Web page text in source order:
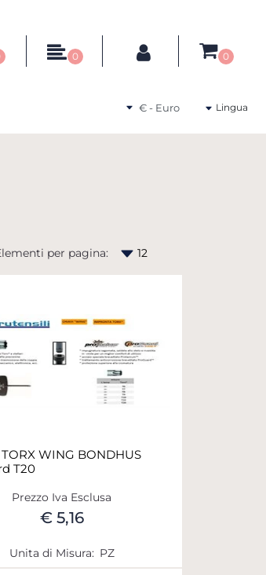
0 0
Seleziona una valuta
Lingua
per pagina:
WING BONDHUS
T20
Prezzo Iva Esclusa
€ 5,16
Unita di Misura: PZ